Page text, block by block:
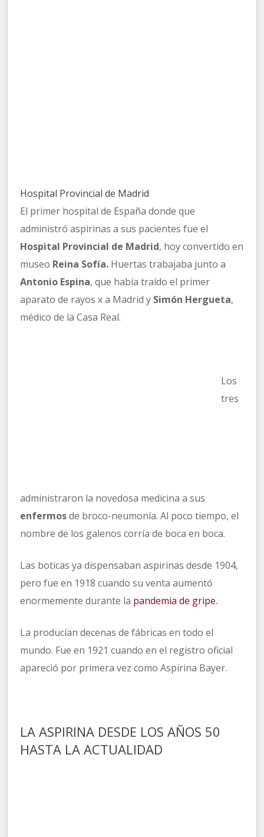
Hospital Provincial de Madrid
El primer hospital de España donde que
administró aspirinas a sus pacientes fue el
Hospital Provincial de Madrid, hoy convertido en
museo Reina Sofía. Huertas trabajaba junto a
Antonio Espina, que había traído el primer
aparato de rayos x a Madrid y Simón Hergueta,
médico de la Casa Real.
Los
tres
administraron la novedosa medicina a sus
enfermosde broco-neumonía. Al poco tiempo, el
nombre de los galenos corría de boca en boca.
Las boticas ya dispensaban aspirinas desde 1904,
pero fue en 1918 cuando su venta aumentó
enormemente durante la pandemia de gripe.
La producían decenas de fábricas en todo el
mundo. Fue en 1921 cuando en el registro oficial
apareció por primera vez como Aspirina Bayer.
LA ASPIRINA DESDE LOS AÑOS 50
HASTA LA ACTUALIDAD